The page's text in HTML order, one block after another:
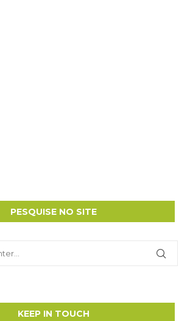
PESQUISE NO SITE
KEEP IN TOUCH